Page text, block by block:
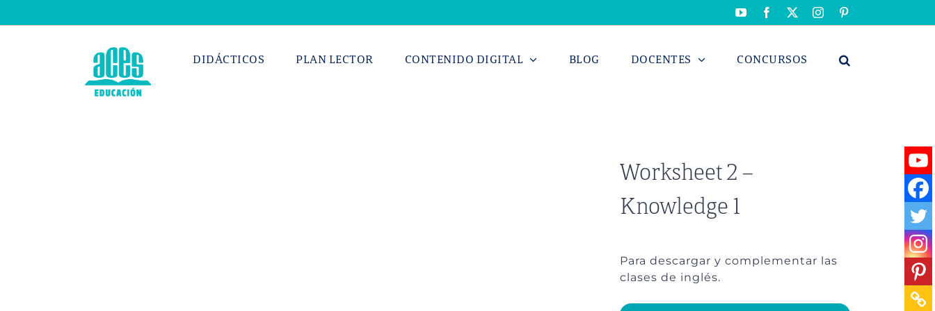
al
YouTubeFacebook Instagram
DIDÁCTICOS PLAN LECTOR CONTENIDO DIGITAL BLOG DOCENTES CONCURSOS
Worksheet 2 –
Knowledge 1
Para descargar y complementar las
clases de inglés.